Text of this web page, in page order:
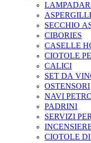
SECCHIO
CIBORIES
CASELLE
CIOTOLE
CALICI
SET DA
OSTENSORI
NAVI
PADRINI
SERVIZI
CIOTOLE